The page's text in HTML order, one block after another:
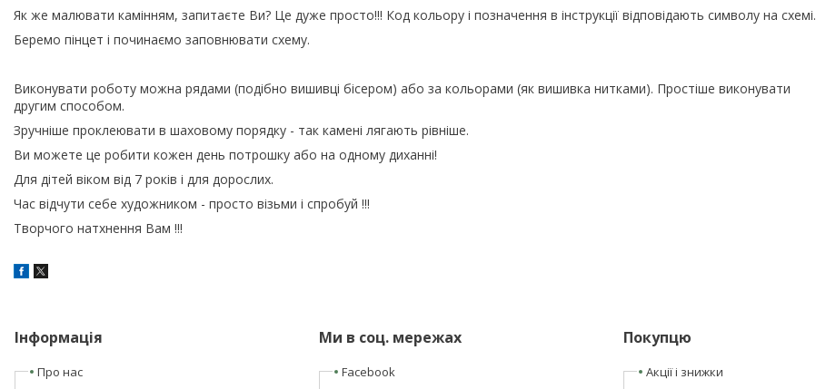
Як же малювати камінням, запитаєте Ви? Це дуже просто!!! Код кольору і позначення в інструкції відповідають символу на схемі.
Беремо пінцет і починаємо заповнювати схему.
Виконувати роботу можна рядами (подібно вишивці бісером) або за кольорами (як вишивка нитками). Простіше виконувати
другим способом.
Зручніше проклеювати в шаховому порядку - так камені лягають рівніше.
Ви можете це робити кожен день потрошку або на одному диханні!
Для дітей віком від 7 років і для дорослих.
Час відчути себе художником - просто візьми і спробуй !!!
Творчого натхнення Вам !!!
Інформація
Про нас
Ми в соц. мережах
Facebook
Покупцю
Акції і знижки